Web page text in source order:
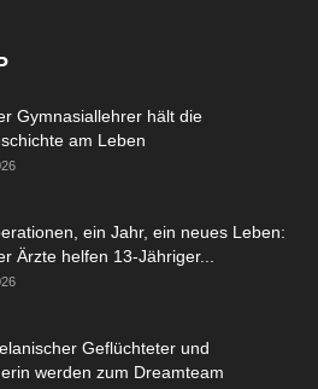
Gymnasiallehrer hält die
am Leben
ein Jahr, ein neues Leben:
Ärzte helfen 13-Jähriger...
Geflüchteter und
werden zum Dreamteam